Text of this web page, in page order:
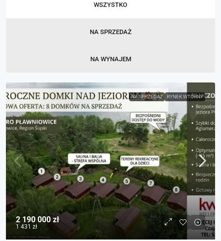
WSZYSTKO
NA SPRZEDAŻ
NA WYNAJEM
NA SPRZEDAŻ RYNEK WTÓRNY
2 190 000 zł
1 431 zł